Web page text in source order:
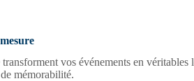
vos événements en véritables
mémorabilité.